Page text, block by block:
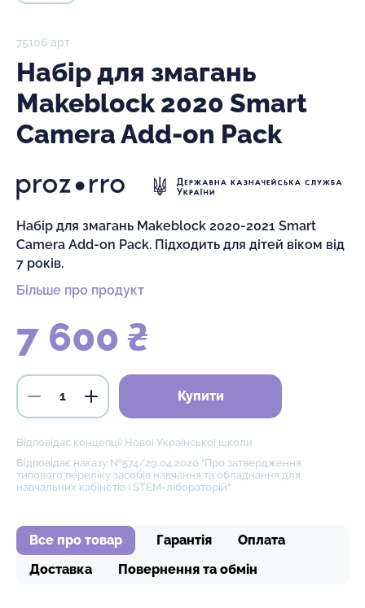
75106 арт
Набір для змагань
Makeblock 2020 Smart
Camera Add-on Pack
Набір для змагань Makeblock 2020-2021 Smart
Camera Add-on Pack. Підходить для дітей віком від
7 років.
Більше про продукт
7 600 ₴
Купити
Відповідає концепції Нової Української школи
Відповідає наказу №574/29.04.2020 "Про затвердження
типового переліку засобів навчання та обладнання для
навчальних кабінетів і STEM-лібораторій"
Все про товар Гарантія
Оплата
Доставка
Повернення та обмін